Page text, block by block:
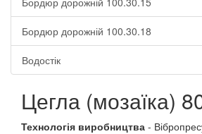
Бордюр дорожній 100.30.18
Водостік
Цегла (мозаїка)
Технологія виробництва -